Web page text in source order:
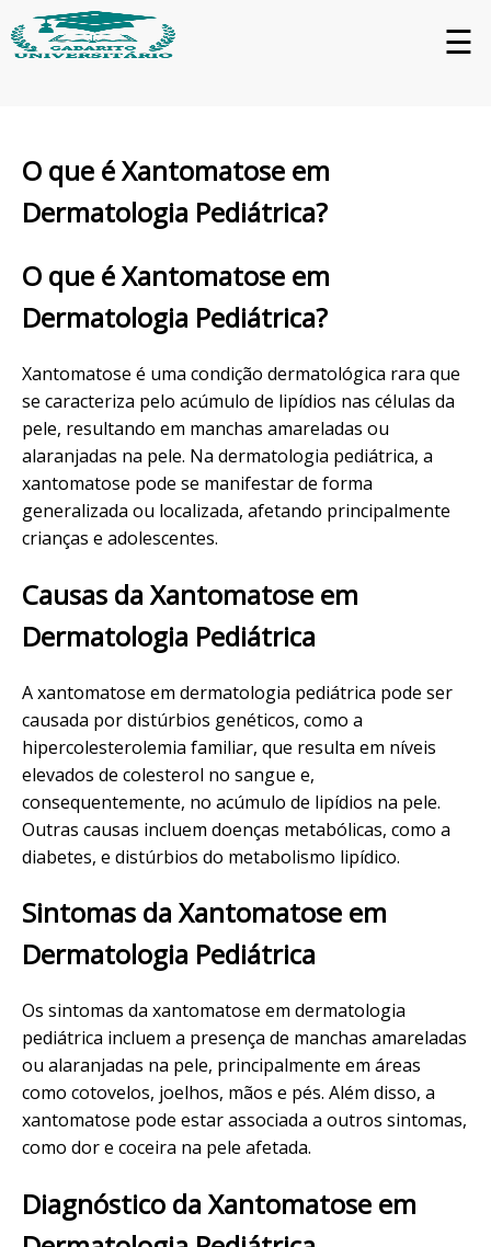
☰
O que é Xantomatose em
Dermatologia Pediátrica?
O que é Xantomatose em
Dermatologia Pediátrica?
Xantomatose é uma condição dermatológica rara que
se caracteriza pelo acúmulo de lipídios nas células da
pele, resultando em manchas amareladas ou
alaranjadas na pele. Na dermatologia pediátrica, a
xantomatose pode se manifestar de forma
generalizada ou localizada, afetando principalmente
crianças e adolescentes.
Causas da Xantomatose em
Dermatologia Pediátrica
A xantomatose em dermatologia pediátrica pode ser
causada por distúrbios genéticos, como a
hipercolesterolemia familiar, que resulta em níveis
elevados de colesterol no sangue e,
consequentemente, no acúmulo de lipídios na pele.
Outras causas incluem doenças metabólicas, como a
diabetes, e distúrbios do metabolismo lipídico.
Sintomas da Xantomatose em
Dermatologia Pediátrica
Os sintomas da xantomatose em dermatologia
pediátrica incluem a presença de manchas amareladas
ou alaranjadas na pele, principalmente em áreas
como cotovelos, joelhos, mãos e pés. Além disso, a
xantomatose pode estar associada a outros sintomas,
como dor e coceira na pele afetada.
Diagnóstico da Xantomatose em